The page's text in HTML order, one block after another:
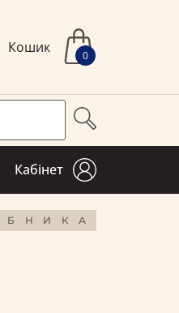
Кошик 0
Кабінет